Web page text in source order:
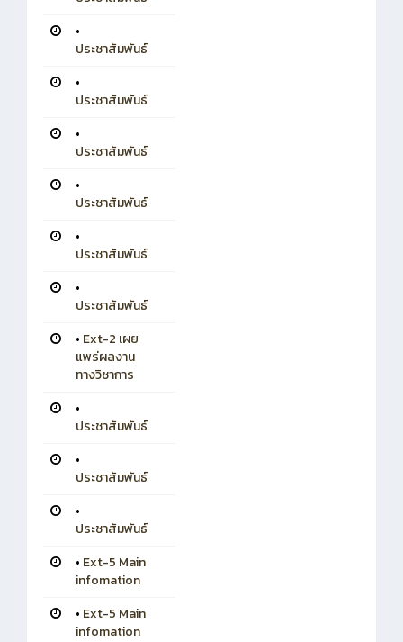
•
ประชาสัมพันธ์
•
ประชาสัมพันธ์
•
ประชาสัมพันธ์
•
ประชาสัมพันธ์
•
ประชาสัมพันธ์
•
ประชาสัมพันธ์
• Ext-2 เผย
แพร่ผลงาน
ทางวิชาการ
•
ประชาสัมพันธ์
•
ประชาสัมพันธ์
•
ประชาสัมพันธ์
• Ext-5 Main
infomation
• Ext-5 Main
infomation